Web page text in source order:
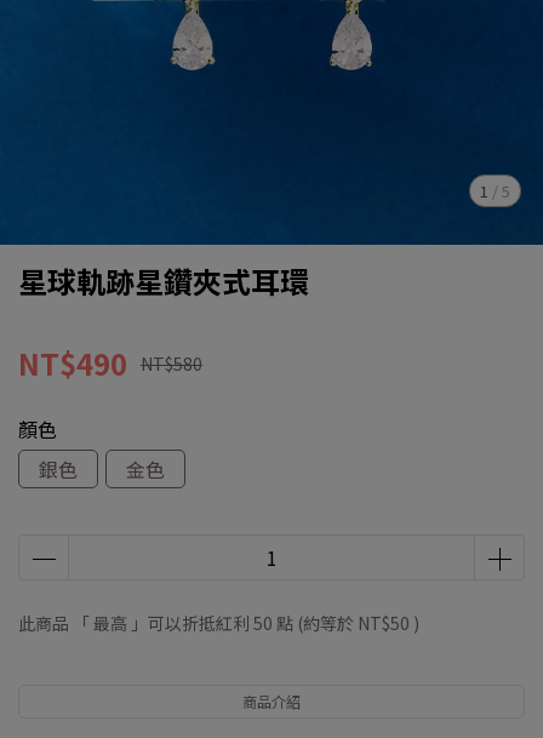
1 /5
星球軌跡星鑽夾式耳環
NT$490 NT$580
顏色
銀色
金色
此商品 「 最高 」可以折抵紅利 50 點 (約等於 NT$50 )
商品介紹